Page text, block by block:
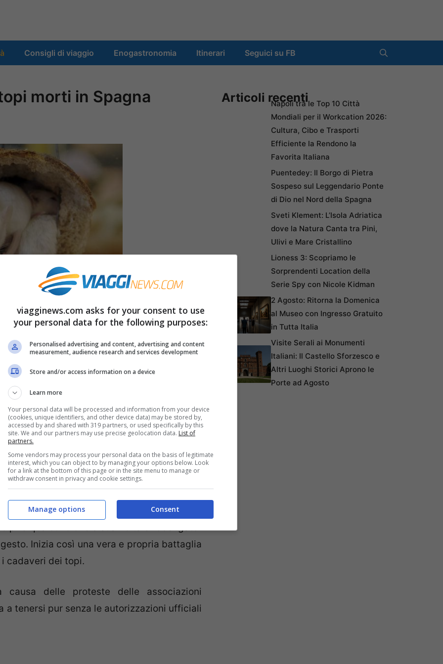
Consigli di viaggio Enogastronomia Itinerari Seguici su FB
morti in Spagna
schizzinosi, se vi danno fastidio o vi fanno
domestici probabilmente questa non è la
delFestival dei topi morti, un’antica
nel comune diEl Puig, vicino a Valencia. Il
morti, dà più l’idea di come si svolge tale
come una semplice pentolaccia, ma che
all’interno dei contenitori da rompere.
qualcuno che a sua volta è “obbligato”
Inizia così una vera e propria battaglia
cadaveri dei topi.
delle proteste delle associazioni
a tenersi pur senza le autorizzazioni ufficiali
Articoli recentiNapoli tra le Top 10 Città
Mondiali per il Workcation 2026:
Cultura, Cibo e Trasporti
Efficiente la Rendono la
Favorita Italiana
Puentedey: Il Borgo di Pietra
Sospeso sul Leggendario Ponte
di Dio nel Nord della Spagna
Sveti Klement: L’Isola Adriatica
dove la Natura Canta tra Pini,
Ulivi e Mare Cristallino
Lioness 3: Scopriamo le
Sorprendenti Location della
Serie Spy con Nicole Kidman
2 Agosto: Ritorna la Domenica
al Museo con Ingresso Gratuito
in Tutta Italia
Visite Serali ai Monumenti
Italiani: Il Castello Sforzesco e
Altri Luoghi Storici Aprono le
Porte ad Agosto
viagginews.com asks for your consent to use
your personal data for the following purposes:
Personalised advertising and content, advertising and content
measurement, audience research and services development
Store and/or access information on a device
Learn more
Your personal data will be processed and information from your device
(cookies, unique identifiers, and other device data) may be stored by,
accessed by and shared with 319 partners, or used specifically by this
site. We and our partners may use precise geolocation data. List of
partners.
Some vendors may process your personal data on the basis of legitimate
interest, which you can object to by managing your options below. Look
for a link at the bottom of this page or in the site menu to manage or
withdraw consent in privacy and cookie settings.
Consent
Manage options